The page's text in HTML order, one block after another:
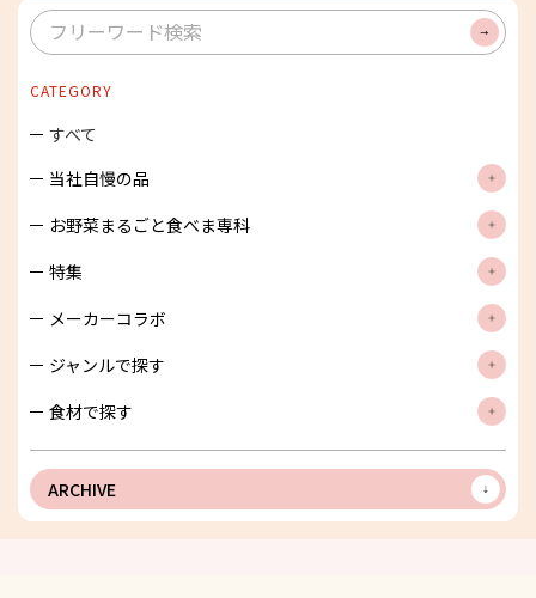
検
CATEGORY
すべて
当社自慢の品
お野菜まるごと食べま専科
特集
メーカーコラボ
ジャンルで探す
食材で探す
ARCHIVE